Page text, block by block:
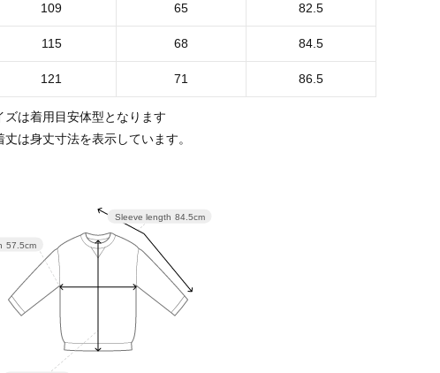
109 65 82.5
115 68 84.5
121 71 86.5
は着用目安体型となります
は身丈寸法を表示しています。
Sleeve length 84.5cm
57.5cm